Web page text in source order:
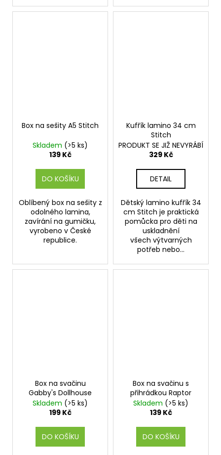
Box na sešity A5 Stitch
Skladem (>5 ks)
139 Kč
DO KOŠÍKU
Oblíbený box na sešity z
odolného lamina,
zavírání na gumičku,
vyrobeno v České
republice.
Kufřík lamino 34 cm
Stitch
PRODUKT SE JIŽ NEVYRÁBÍ
329 Kč
DETAIL
Dětský lamino kufřík 34
cm Stitch je praktická
pomůcka pro děti na
uskladnění
všech výtvarných
potřeb nebo...
Box na svačinu
Gabby's Dollhouse
Skladem (>5 ks)
199 Kč
DO KOŠÍKU
Box na svačinu s
přihrádkou Raptor
Skladem (>5 ks)
139 Kč
DO KOŠÍKU